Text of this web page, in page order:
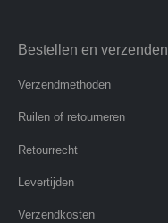
Bestellen en verzenden
Verzendmethoden
Ruilen of retourneren
Retourrecht
Levertijden
Verzendkosten